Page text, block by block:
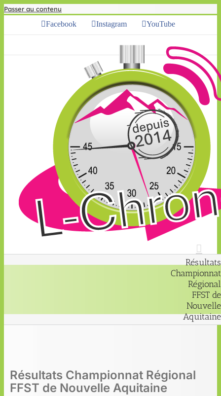
Passer au contenu
Facebook Instagram YouTube
Résultats
Championnat
Régional
FFST de
Nouvelle
Aquitaine
Résultats Championnat Régional
FFST de Nouvelle Aquitaine